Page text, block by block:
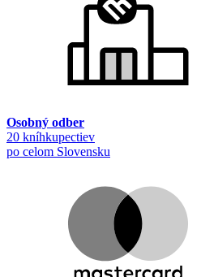
Osobný odber
20 kníhkupectiev
po celom Slovensku